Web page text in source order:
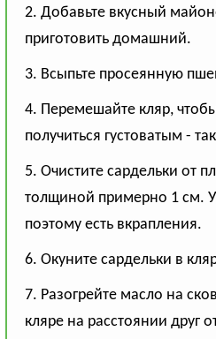
2. Добавьте вкусный
приготовить домашний.
3. Всыпьте просеянную
4. Перемешайте кляр,
получиться густоватым -
5. Очистите сардельки от
толщиной примерно 1 см.
поэтому есть вкрапления.
6. Окуните сардельки в
7. Разогрейте масло на
кляре на расстоянии друг